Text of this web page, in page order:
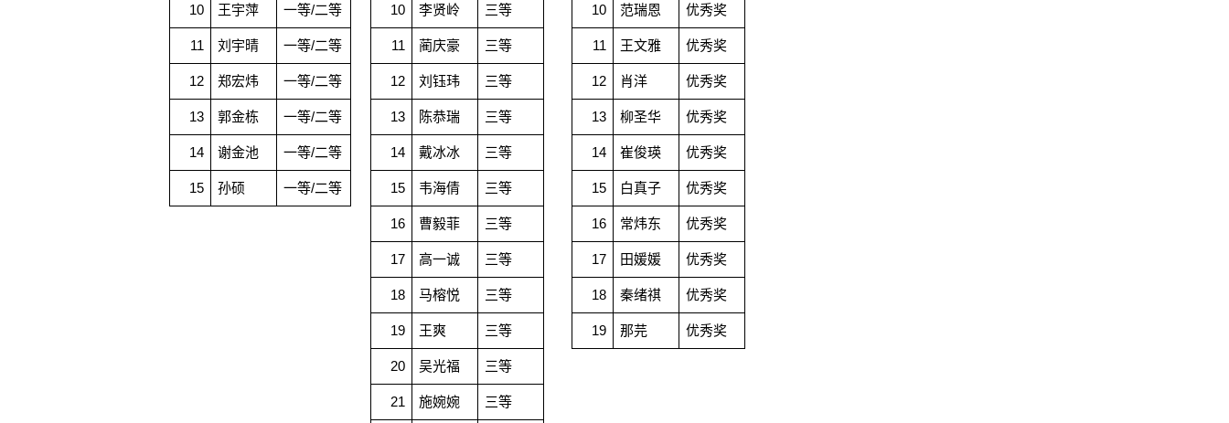
10 王宇萍 一等/二等 10 李贤岭 三等 10 范瑞恩 优秀奖
11 刘宇晴 一等/二等 11 蔺庆豪 三等 11 王文雅 优秀奖
12 郑宏炜 一等/二等 12 刘钰玮 三等 12 肖洋 优秀奖
13 郭金栋 一等/二等 13 陈恭瑞 三等 13 柳圣华 优秀奖
14 谢金池 一等/二等 14 戴冰冰 三等 14 崔俊瑛 优秀奖
15 孙硕 一等/二等 15 韦海倩 三等 15 白真子 优秀奖
16 曹毅菲 三等 16 常炜东 优秀奖
17 高一诚 三等 17 田媛媛 优秀奖
18 马榕悦 三等 18 秦绪祺 优秀奖
19 王爽 三等 19 那芫 优秀奖
20 吴光福 三等
21 施婉婉 三等